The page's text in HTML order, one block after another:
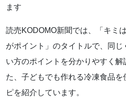
ます
読売KODOMO新聞では、「キミ
がポイント」のタイトルで、同
い方のポイントを分かりやすく解
た、子どもでも作れる冷凍食品
ピを紹介しています。